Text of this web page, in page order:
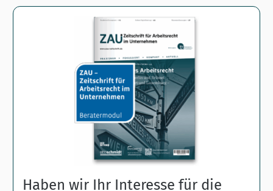
Haben wir Ihr Interesse für die